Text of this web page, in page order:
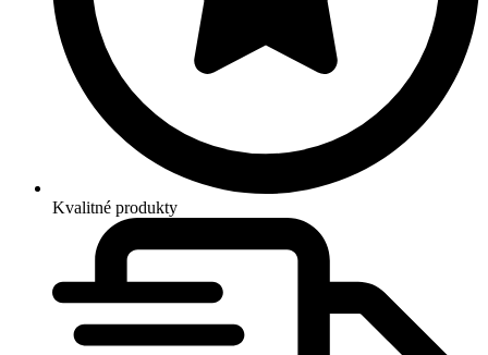
Kvalitné produkty